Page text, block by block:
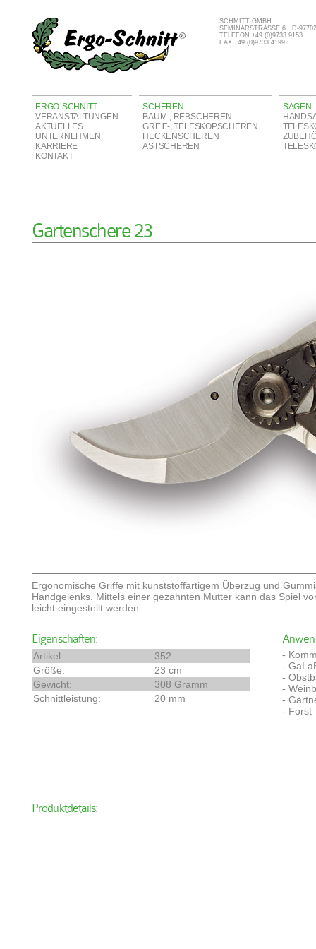
SCHMITT GMBH
SEMINARSTRASSE 6 · D-
TELEFON +49 (0)9733 9153
FAX +49 (0)9733 4199
ERGO-SCHNITT
VERANSTALTUNGEN
AKTUELLES
UNTERNEHMEN
KARRIERE
KONTAKT
SCHEREN
BAUM-, REBSCHEREN
GREIF-, TELESKOPSCHEREN
HECKENSCHEREN
ASTSCHEREN
SÄGEN
Gartenschere 23
Ergonomische Griffe mit kunststoffartigem Überzug und
Handgelenks. Mittels einer gezahnten Mutter kann das Spiel
leicht eingestellt werden.
Eigenschaften:
Artikel:
352
Größe:
23 cm
Gewicht:
308 Gramm
Schnittleistung:
20 mm
-
-
-
-
-
- Forst
Produktdetails: